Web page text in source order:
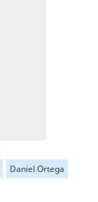
Daniel Ortega